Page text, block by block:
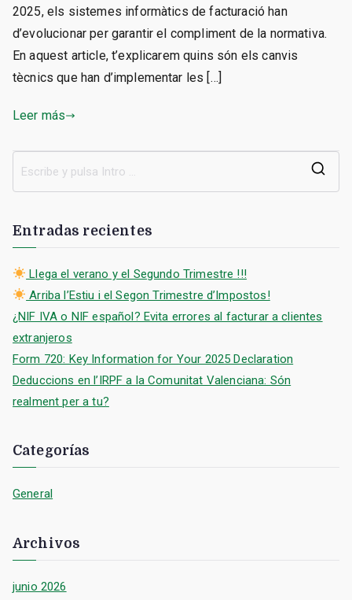
2025, els sistemes informàtics de facturació han
d’evolucionar per garantir el compliment de la normativa.
En aquest article, t’explicarem quins són els canvis
tècnics que han d’implementar les […]
Leer más
Entradas recientes
Llega el verano y el Segundo Trimestre !!!
Arriba l’Estiu i el Segon Trimestre d’Impostos!
¿NIF IVA o NIF español? Evita errores al facturar a clientes
extranjeros
Form 720: Key Information for Your 2025 Declaration
Deduccions en l’IRPF a la Comunitat Valenciana: Són
realment per a tu?
Categorías
General
Archivos
junio 2026